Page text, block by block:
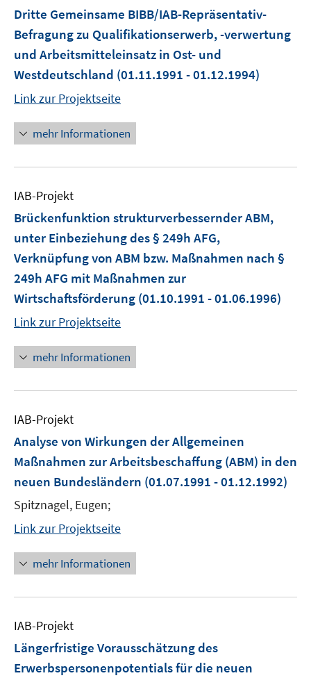
Dritte Gemeinsame BIBB/IAB-Repräsentativ-
Befragung zu Qualifikationserwerb, -verwertung
und Arbeitsmitteleinsatz in Ost- und
Westdeutschland (01.11.1991 - 01.12.1994)
Link zur Projektseite
mehr Informationen
IAB-Projekt
Brückenfunktion strukturverbessernder ABM,
unter Einbeziehung des § 249h AFG,
Verknüpfung von ABM bzw. Maßnahmen nach §
249h AFG mit Maßnahmen zur
Wirtschaftsförderung (01.10.1991 - 01.06.1996)
Link zur Projektseite
mehr Informationen
IAB-Projekt
Analyse von Wirkungen der Allgemeinen
Maßnahmen zur Arbeitsbeschaffung (ABM) in den
neuen Bundesländern (01.07.1991 - 01.12.1992)
Spitznagel, Eugen;
Link zur Projektseite
mehr Informationen
IAB-Projekt
Längerfristige Vorausschätzung des
Erwerbspersonenpotentials für die neuen